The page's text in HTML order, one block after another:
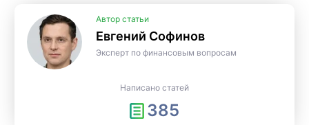
Автор статьи
Евгений Софинов
Эксперт по финансовым вопросам
Написано статей
385